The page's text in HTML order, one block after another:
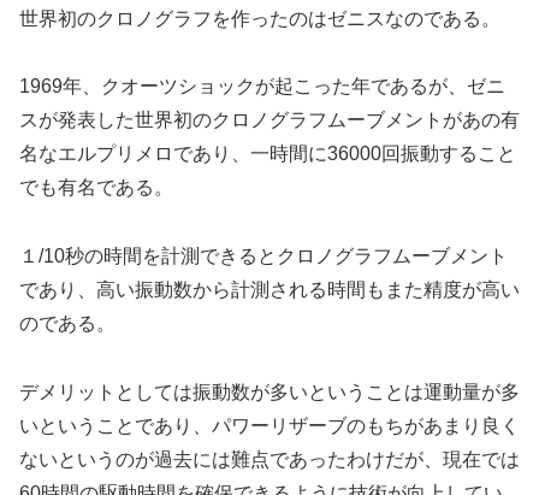
世界初のクロノグラフを作ったのはゼニスなのである。
1969年、クオーツショックが起こった年であるが、ゼニ
スが発表した世界初のクロノグラフムーブメントがあの有
名なエルプリメロであり、一時間に36000回振動すること
でも有名である。
１/10秒の時間を計測できるとクロノグラフムーブメント
であり、高い振動数から計測される時間もまた精度が高い
のである。
デメリットとしては振動数が多いということは運動量が多
いということであり、パワーリザーブのもちがあまり良く
ないというのが過去には難点であったわけだが、現在では